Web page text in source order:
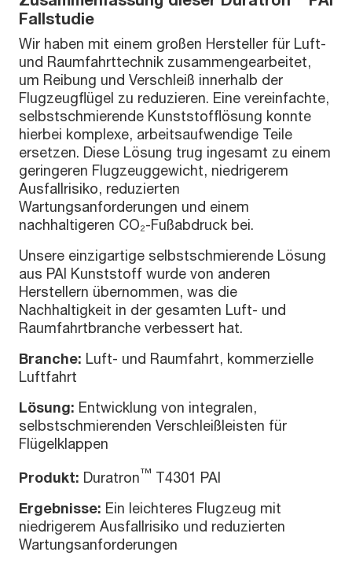
Fallstudie
Wir haben mit einem großen Hersteller für Luft-
und Raumfahrttechnik zusammengearbeitet,
um Reibung und Verschleiß innerhalb der
Flugzeugflügel zu reduzieren. Eine vereinfachte,
selbstschmierende Kunststofflösung konnte
hierbei komplexe, arbeitsaufwendige Teile
ersetzen. Diese Lösung trug ingesamt zu einem
geringeren Flugzeuggewicht, niedrigerem
Ausfallrisiko, reduzierten
Wartungsanforderungen und einem
nachhaltigeren CO₂-Fußabdruck bei.
Unsere einzigartige selbstschmierende Lösung
aus PAI Kunststoff wurde von anderen
Herstellern übernommen, was die
Nachhaltigkeit in der gesamten Luft- und
Raumfahrtbranche verbessert hat.
Branche: Luft- und Raumfahrt, kommerzielle
Luftfahrt
Lösung: Entwicklung von integralen,
selbstschmierenden Verschleißleisten für
Flügelklappen
Produkt: Duratron™ T4301 PAI
Ergebnisse: Ein leichteres Flugzeug mit
niedrigerem Ausfallrisiko und reduzierten
Wartungsanforderungen